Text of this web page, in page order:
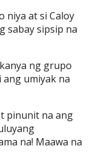
niya at si Caloy
sabay sipsip na
ng grupo
umiyak na
pinunit na ang
na! Maawa na